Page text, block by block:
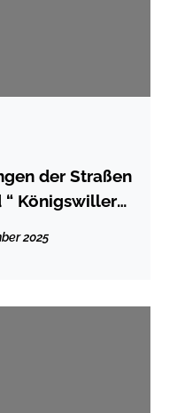
der Straßen
“ Königswiller
2025